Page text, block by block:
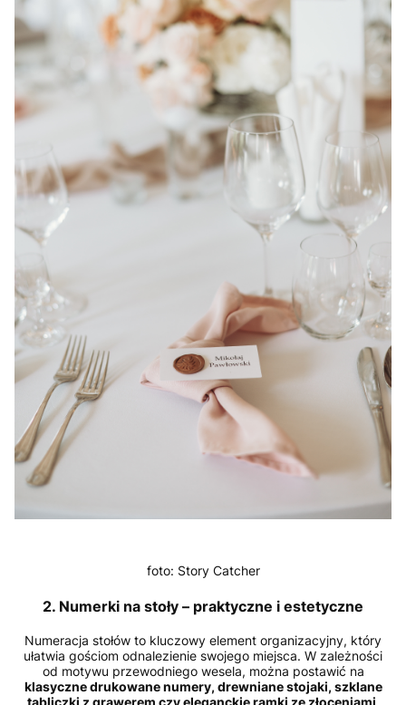
foto: Story Catcher
2. Numerki na stoły – praktyczne i estetyczne
Numeracja stołów to kluczowy element organizacyjny, który
ułatwia gościom odnalezienie swojego miejsca. W zależności
od motywu przewodniego wesela, można postawić na
klasyczne drukowane numery, drewniane stojaki, szklane
tabliczki z grawerem czy eleganckie ramki ze złoceniami.